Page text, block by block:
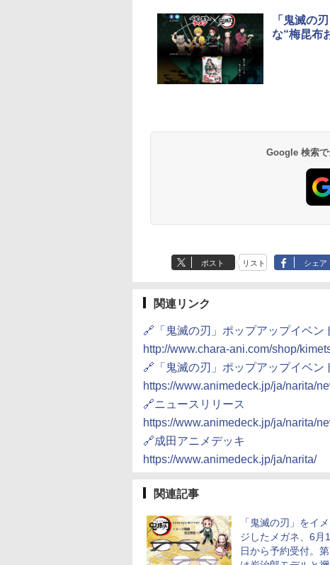
10,450円～
7,950円～
「鬼滅の
な“梅昆布
Google 検索で
ポスト リスト シェア
関連リンク
🔗「鬼滅の刃」ポップアップイベン
http://www.chara-ani.com/shop/
🔗「鬼滅の刃」ポップアップイベン
https://www.animedeck.jp/ja/narita/
🔗ニュースリリース
https://www.animedeck.jp/ja/narita/
🔗成田アニメデッキ
https://www.animedeck.jp/ja/narita/
関連記事
「鬼滅の刃」をイ
ジしたメガネ、6月
日から予約受付。